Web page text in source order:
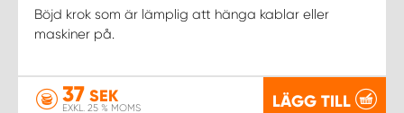
Böjd krok som är lämplig att hänga kablar eller
maskiner på.
37 SEK
EXKL. 25 % MOMS LÄGG TILL